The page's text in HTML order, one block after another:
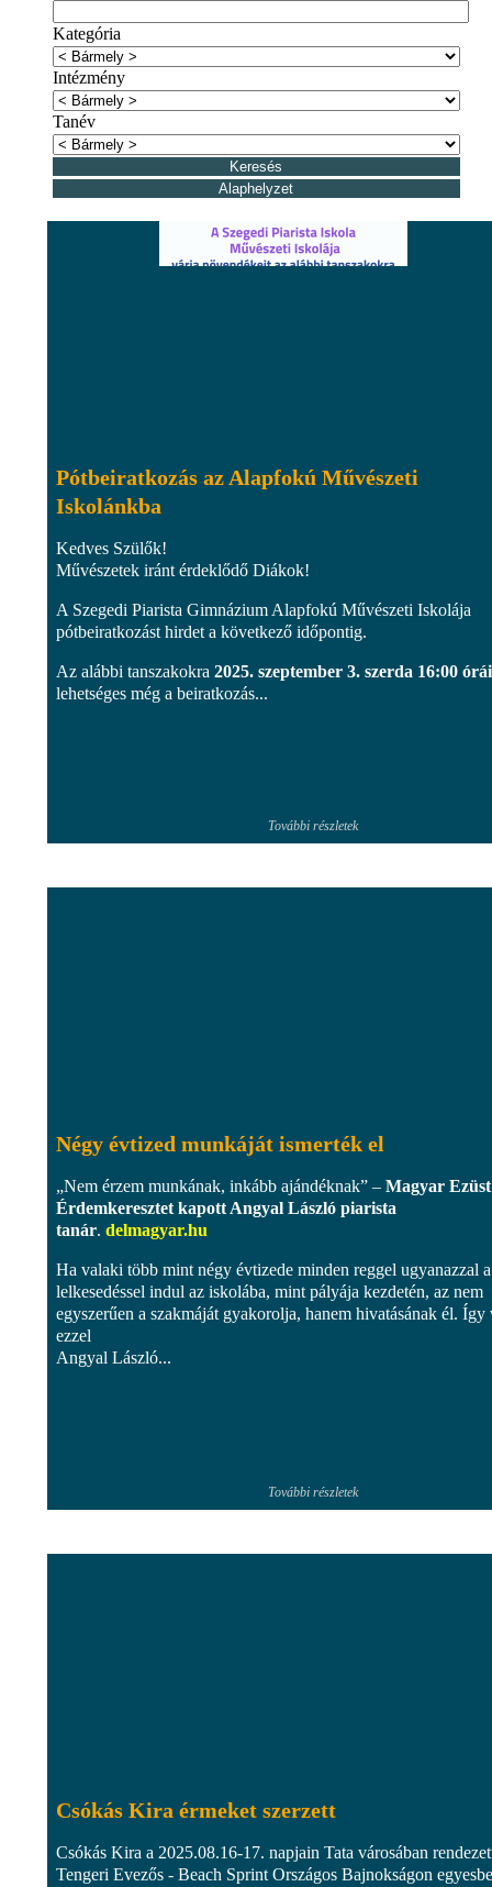
Kategória
Intézmény
Tanév
Pótbeiratkozás az Alapfokú Művészeti
Iskolánkba
Kedves Szülők!
Művészetek iránt érdeklődő Diákok!
A Szegedi Piarista Gimnázium Alapfokú Művészeti Iskolája
pótbeiratkozást hirdet a következő időpontig.
Az alábbi tanszakokra 2025. szeptember 3. szerda 16:00
lehetséges még a beiratkozás...
További részletek
Négy évtized munkáját ismerték el
„Nem érzem munkának, inkább ajándéknak” – Magyar Ezüst
Érdemkeresztet kapott Angyal László piarista
tanár. delmagyar.hu
Ha valaki több mint négy évtizede minden reggel ugyanazzal a
lelkesedéssel indul az iskolába, mint pályája kezdetén, az nem
egyszerűen a szakmáját gyakorolja, hanem hivatásának él. Így
ezzel
Angyal László...
További részletek
Csókás Kira érmeket szerzett
Csókás Kira a 2025.08.16-17. napjain Tata városában
Tengeri Evezős - Beach Sprint Országos Bajnokságon